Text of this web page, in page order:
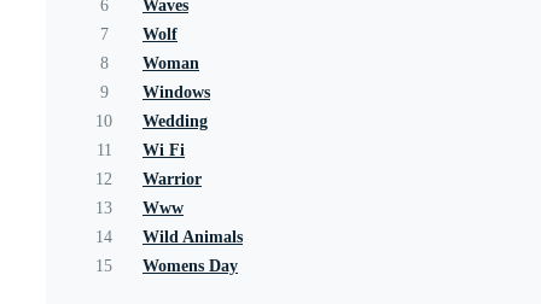
6
Waves
7
Wolf
8
Woman
9
Windows
10
Wedding
11
Wi Fi
12
Warrior
13
Www
14
Wild Animals
15
Womens Day